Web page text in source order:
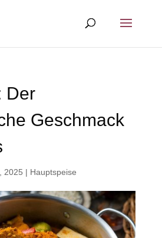
Der
Geschmack
2025 | Hauptspeise